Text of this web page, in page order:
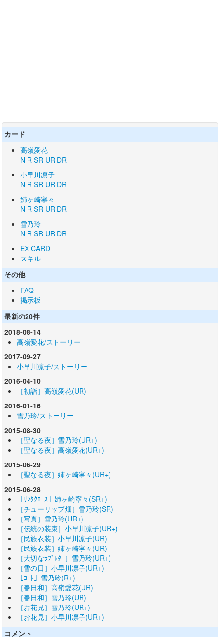
カード
高嶺愛花
N R SR UR DR
小早川凛子
N R SR UR DR
姉ヶ崎寧々
N R SR UR DR
雪乃玲
N R SR UR DR
EX CARD
スキル
その他
FAQ
掲示板
最新の20件
2018-08-14
高嶺愛花/ストーリー
2017-09-27
小早川凛子/ストーリー
2016-04-10
［初詣］高嶺愛花(UR)
2016-01-16
雪乃玲/ストーリー
2015-08-30
［聖なる夜］雪乃玲(UR+)
［聖なる夜］高嶺愛花(UR+)
2015-06-29
［聖なる夜］姉ヶ崎寧々(UR+)
2015-06-28
［ｻﾝﾀｸﾛｰｽ］姉ヶ崎寧々(SR+)
［チューリップ畑］雪乃玲(SR)
［写真］雪乃玲(UR+)
［伝統の装束］小早川凛子(UR+)
［民族衣装］小早川凛子(UR)
［民族衣装］姉ヶ崎寧々(UR)
［大切なﾗﾌﾞﾚﾀｰ］雪乃玲(UR+)
［雪の日］小早川凛子(UR+)
［ｺｰﾄ］雪乃玲(R+)
［春日和］高嶺愛花(UR)
［春日和］雪乃玲(UR)
［お花見］雪乃玲(UR+)
［お花見］小早川凛子(UR+)
コメント